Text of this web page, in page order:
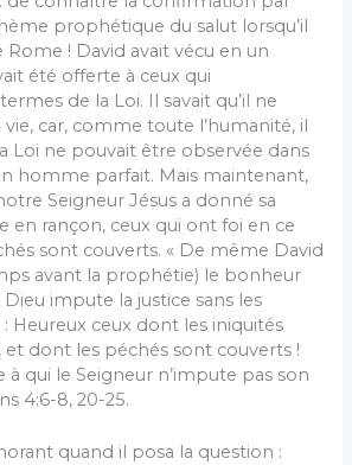
prophétique du salut lorsqu’il
Rome ! David avait vécu en un
été offerte à ceux qui
de la Loi. Il savait qu’il ne
car, comme toute l’humanité, il
Loi ne pouvait être observée dans
homme parfait. Mais maintenant,
Seigneur Jésus a donné sa
en rançon, ceux qui ont foi en ce
sont couverts. « De même David
avant la prophétie) le bonheur
impute la justice sans les
Heureux ceux dont les iniquités
dont les péchés sont couverts !
à qui le Seigneur n’impute pas son
4:6-8, 20-25.
quand il posa la question :